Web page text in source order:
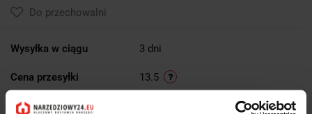
Do przechowalni
Wysyłka w ciągu 3 dni
Cena przesyłki 13.5
Dostępność